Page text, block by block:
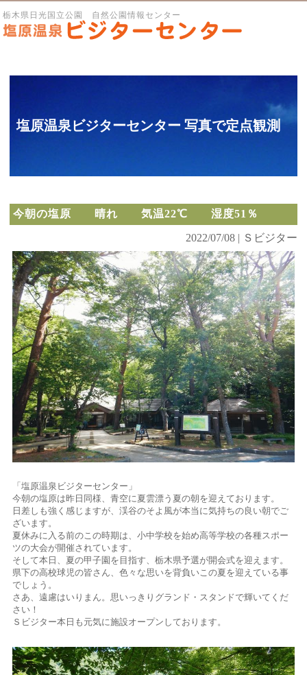
栃木県日光国立公園 自然公園情報センター
塩原温泉ビジターセンター 写真で定点観測
今朝の塩原 晴れ 気温22℃ 湿度51％
2022/07/08 | Ｓビジター
「塩原温泉ビジターセンター」
今朝の塩原は昨日同様、青空に夏雲漂う夏の朝を迎えております。
日差しも強く感じますが、渓谷のそよ風が本当に気持ちの良い朝でご
ざいます。
夏休みに入る前のこの時期は、小中学校を始め高等学校の各種スポー
ツの大会が開催されています。
そして本日、夏の甲子園を目指す、栃木県予選が開会式を迎えます。
県下の高校球児の皆さん、色々な思いを背負いこの夏を迎えている事
でしょう。
さあ、遠慮はいりまん。思いっきりグランド・スタンドで輝いてくだ
さい！
Ｓビジター本日も元気に施設オープンしております。